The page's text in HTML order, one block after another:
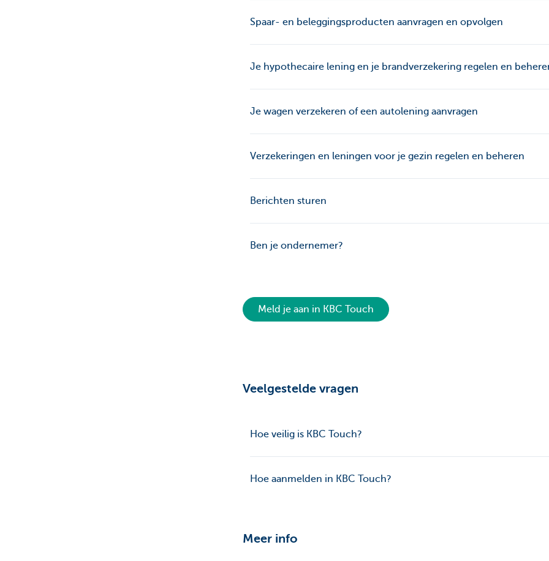
Spaar- en beleggingsproducten aanvragen en opvolgen
Je hypothecaire lening en je brandverzekering regelen en
Je wagen verzekeren of een autolening aanvragen
Verzekeringen en leningen voor je gezin regelen en beheren
Berichten sturen
Ben je ondernemer?
Meld je aan in KBC Touch
Veelgestelde vragen
Hoe veilig is KBC Touch?
Hoe aanmelden in KBC Touch?
Meer info